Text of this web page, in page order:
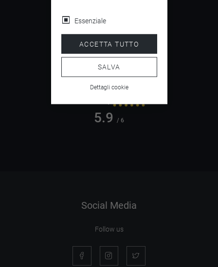
4.5/ 5
5.9 / 6
Social Media
Follow us
Essenziale
ACCETTA TUTTO
SALVA
Dettagli cookie